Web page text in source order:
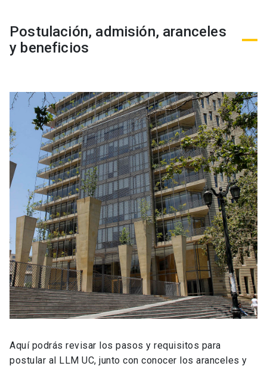
Postulación, admisión, aranceles
y beneficios
Aquí podrás revisar los pasos y requisitos para
postular al LLM UC, junto con conocer los aranceles y